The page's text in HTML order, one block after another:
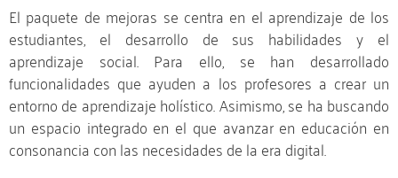
El paquete de mejoras se centra en el aprendizaje de los
estudiantes, el desarrollo de sus habilidades y el
aprendizaje social. Para ello, se han desarrollado
funcionalidades que ayuden a los profesores a crear un
entorno de aprendizaje holístico. Asimismo, se ha buscando
un espacio integrado en el que avanzar en educación en
consonancia con las necesidades de la era digital.